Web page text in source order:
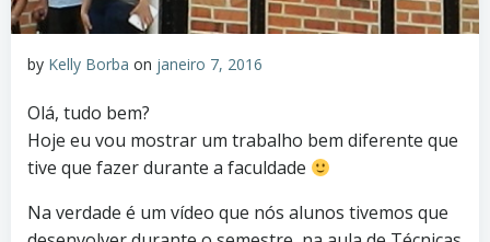
by Kelly Borba on janeiro 7, 2016
Olá, tudo bem?
Hoje eu vou mostrar um trabalho bem diferente que
tive que fazer durante a faculdade
Na verdade é um vídeo que nós alunos tivemos que